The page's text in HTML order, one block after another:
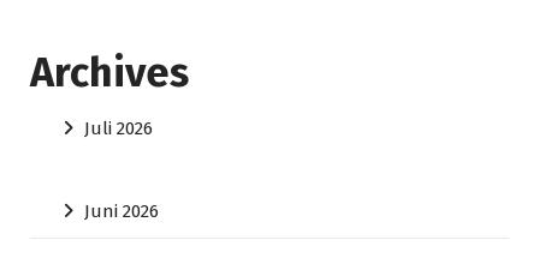
Archives
Juli 2026
Juni 2026